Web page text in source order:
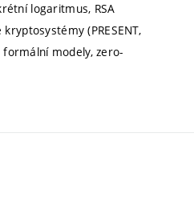
logaritmus, RSA
(PRESENT,
formální modely, zero-